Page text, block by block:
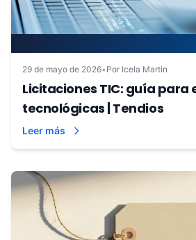
29 de mayo de 2026• Por Icela Martin
Licitaciones TIC: guía para
tecnológicas | Tendios
Leer más